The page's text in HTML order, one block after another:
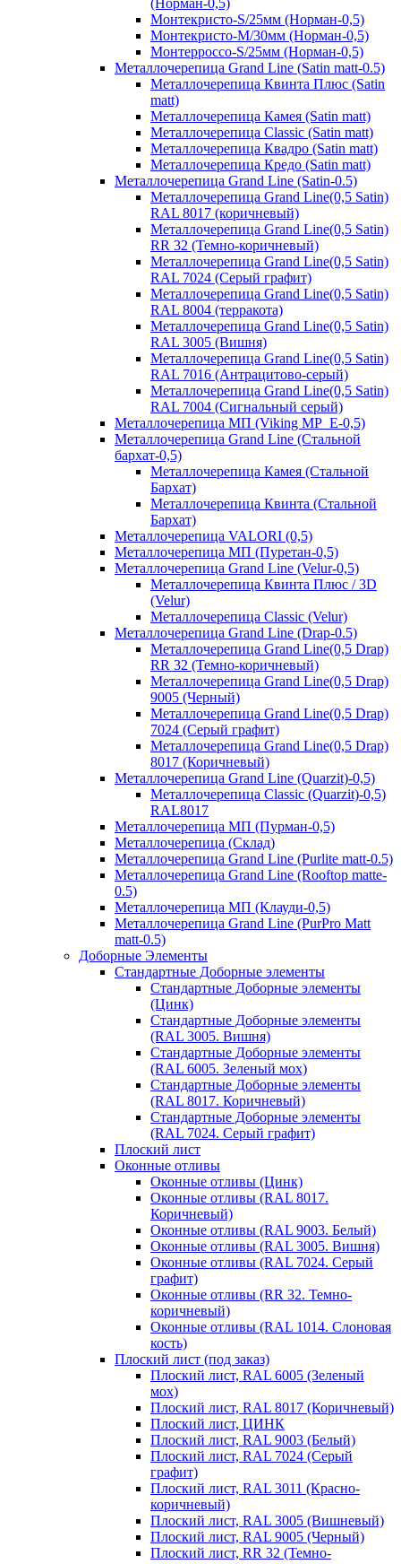
Монтекристо-S/25мм (Норман-0,5)
Монтекристо-M/30мм (Норман-0,5)
Монтерроссо-S/25мм (Норман-0,5)
Металлочерепица Grand Line (Satin matt-0.5)
Металлочерепица Квинта Плюс (Satin
matt)
Металлочерепица Камея (Satin matt)
Металлочерепица Classic (Satin matt)
Металлочерепица Квадро (Satin matt)
Металлочерепица Кредо (Satin matt)
Металлочерепица Grand Line (Satin-0.5)
Металлочерепица Grand Line(0,5 Satin)
RAL 8017 (коричневый)
Металлочерепица Grand Line(0,5 Satin)
RR 32 (Темно-коричневый)
Металлочерепица Grand Line(0,5 Satin)
RAL 7024 (Серый графит)
Металлочерепица Grand Line(0,5 Satin)
RAL 8004 (терракота)
Металлочерепица Grand Line(0,5 Satin)
RAL 3005 (Вишня)
Металлочерепица Grand Line(0,5 Satin)
RAL 7016 (Антрацитово-серый)
Металлочерепица Grand Line(0,5 Satin)
RAL 7004 (Сигнальный серый)
Металлочерепица МП (Viking MP_E-0,5)
Металлочерепица Grand Line (Стальной
бархат-0,5)
Металлочерепица Камея (Стальной
Бархат)
Металлочерепица Квинта (Стальной
Бархат)
Металлочерепица VALORI (0,5)
Металлочерепица МП (Пуретан-0,5)
Металлочерепица Grand Line (Velur-0,5)
Металлочерепица Квинта Плюс / 3D
(Velur)
Металлочерепица Classic (Velur)
Металлочерепица Grand Line (Drap-0.5)
Металлочерепица Grand Line(0,5 Drap)
RR 32 (Темно-коричневый)
Металлочерепица Grand Line(0,5 Drap)
9005 (Черный)
Металлочерепица Grand Line(0,5 Drap)
7024 (Серый графит)
Металлочерепица Grand Line(0,5 Drap)
8017 (Коричневый)
Металлочерепица Grand Line (Quarzit)-0,5)
Металлочерепица Classic (Quarzit)-0,5)
RAL8017
Металлочерепица МП (Пурман-0,5)
Металлочерепица (Склад)
Металлочерепица Grand Line (Purlite matt-0.5)
Металлочерепица Grand Line (Rooftop matte-
0.5)
Металлочерепица МП (Клауди-0,5)
Металлочерепица Grand Line (PurPro Matt
matt-0.5)
Доборные Элементы
Стандартные Доборные элементы
Стандартные Доборные элементы
(Цинк)
Стандартные Доборные элементы
(RAL 3005. Вишня)
Стандартные Доборные элементы
(RAL 6005. Зеленый мох)
Стандартные Доборные элементы
(RAL 8017. Коричневый)
Стандартные Доборные элементы
(RAL 7024. Серый графит)
Плоский лист
Оконные отливы
Оконные отливы (Цинк)
Оконные отливы (RAL 8017.
Коричневый)
Оконные отливы (RAL 9003. Белый)
Оконные отливы (RAL 3005. Вишня)
Оконные отливы (RAL 7024. Серый
графит)
Оконные отливы (RR 32. Темно-
коричневый)
Оконные отливы (RAL 1014. Слоновая
кость)
Плоский лист (под заказ)
Плоский лист, RAL 6005 (Зеленый
мох)
Плоский лист, RAL 8017 (Коричневый)
Плоский лист, ЦИНК
Плоский лист, RAL 9003 (Белый)
Плоский лист, RAL 7024 (Серый
графит)
Плоский лист, RAL 3011 (Красно-
коричневый)
Плоский лист, RAL 3005 (Вишневый)
Плоский лист, RAL 9005 (Черный)
Плоский лист, RR 32 (Темно-